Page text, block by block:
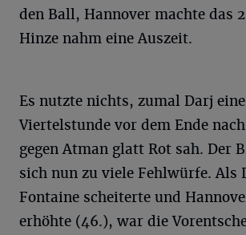
den Ball, Hannover machte das
Hinze nahm eine Auszeit.
Es nutzte nichts, zumal Darj eine
Viertelstunde vor dem Ende
gegen Atman glatt Rot sah. Der
sich nun zu viele Fehlwürfe. Als
Fontaine scheiterte und
erhöhte (46.), war die